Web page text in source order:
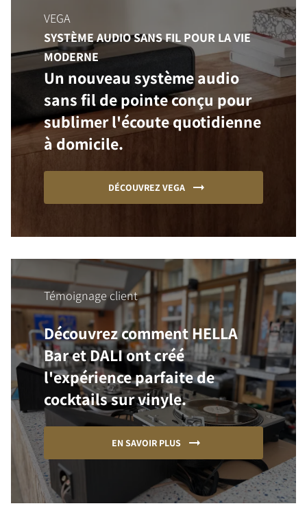
VEGA
SYSTÈME AUDIO SANS FIL POUR LA VIE
MODERNE
Un nouveau système audio
sans fil de pointe conçu pour
sublimer l'écoute quotidienne
à domicile.
DÉCOUVREZ VEGA
Témoignage client
Découvrez comment HELLA
Bar et DALI ont créé
l'expérience parfaite de
cocktails sur vinyle.
EN SAVOIR PLUS